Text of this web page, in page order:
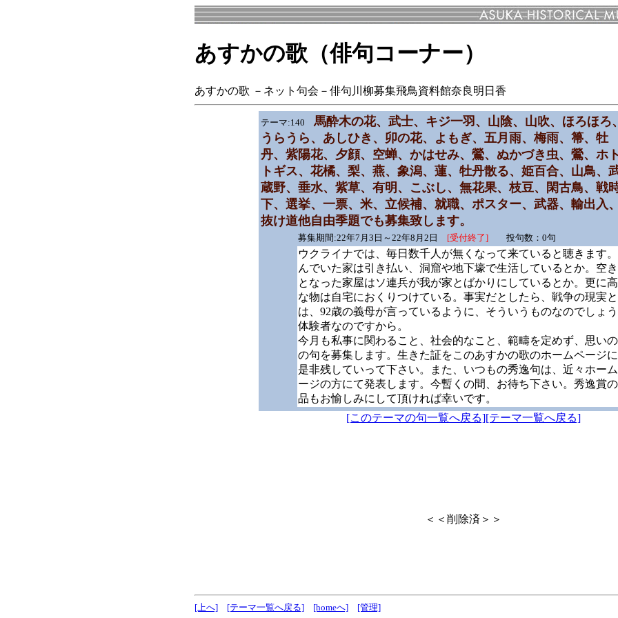
あすかの歌（俳句コーナー）
あすかの歌 －ネット句会－俳句川柳募集飛鳥資料館奈良明日香
テーマ:140 馬酔木の花、武士、キジ一羽、山陰、山吹、ほろほろ、
うらうら、あしひき、卯の花、よもぎ、五月雨、梅雨、箒、牡
丹、紫陽花、夕顔、空蝉、かはせみ、鶯、ぬかづき虫、鶯、ホト
トギス、花橘、梨、燕、象潟、蓮、牡丹散る、姫百合、山鳥、
蔵野、垂水、紫草、有明、こぶし、無花果、枝豆、閑古鳥、戦
下、選挙、一票、米、立候補、就職、ポスター、武器、輸出入、
抜け道他自由季題でも募集致します。
募集期間:22年7月3日～22年8月2日 [受付終了] 投句数：0句
ウクライナでは、毎日数千人が無くなって来ていると聴きます
んでいた家は引き払い、洞窟や地下壕で生活しているとか。空
となった家屋はソ連兵が我が家とばかりにしているとか。更に
な物は自宅におくりつけている。事実だとしたら、戦争の現実と
は、92歳の義母が言っているように、そういうものなのでしょう
体験者なのですから。
今月も私事に関わること、社会的なこと、範疇を定めず、思い
の句を募集します。生きた証をこのあすかの歌のホームページに
是非残していって下さい。また、いつもの秀逸句は、近々ホー
ージの方にて発表します。今暫くの間、お待ち下さい。秀逸賞
品もお愉しみにして頂ければ幸いです。
[このテーマの句一覧へ戻る][テーマ一覧へ戻る]
＜＜削除済＞＞
[上へ] [テーマ一覧へ戻る] [homeへ] [管理]